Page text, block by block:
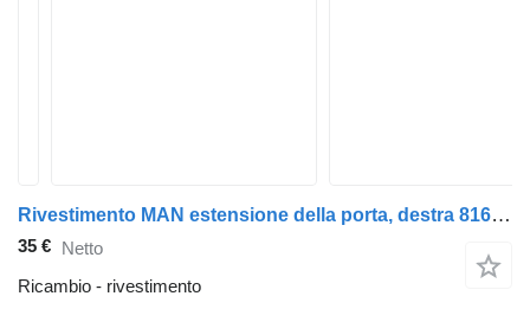
Rivestimento MAN estensione della porta, destra 81626100018 per camion MAN TGA 26.430
35 € Netto
Ricambio - rivestimento